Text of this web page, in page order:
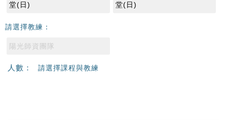
堂(日) 堂(日)
請選擇教練：
陽光師資團隊
人數： 請選擇課程與教練